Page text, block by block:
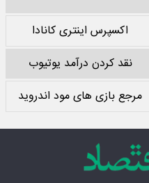
اکسپرس اینتری کانادا
نقد کردن درآمد یوتیوب
مرجع بازی های مود اندروید